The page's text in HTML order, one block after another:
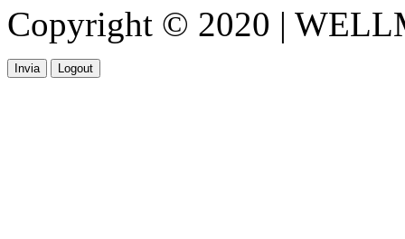
Copyright © 2020 |
Invia Logout